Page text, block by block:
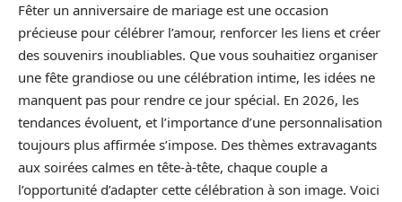
Fêter un anniversaire de mariage est une occasion
précieuse pour célébrer l’amour, renforcer les liens et créer
des souvenirs inoubliables. Que vous souhaitiez organiser
une fête grandiose ou une célébration intime, les idées ne
manquent pas pour rendre ce jour spécial. En 2026, les
tendances évoluent, et l’importance d’une personnalisation
toujours plus affirmée s’impose. Des thèmes extravagants
aux soirées calmes en tête-à-tête, chaque couple a
l’opportunité d’adapter cette célébration à son image. Voici